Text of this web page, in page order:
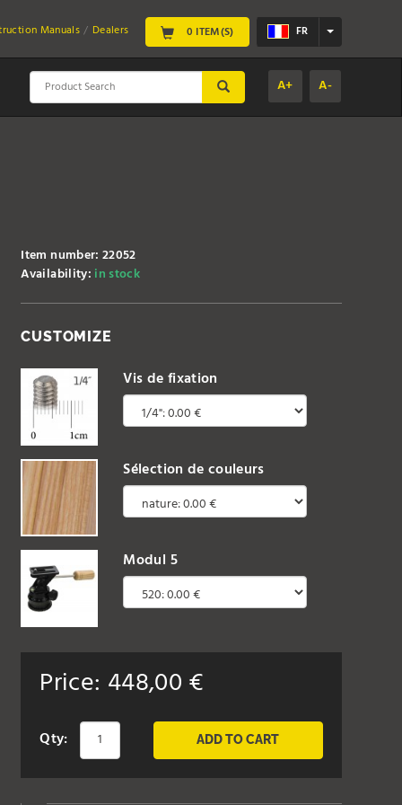
FR
0 ITEM(S)
Manuals Dealers
A+ A-
SUBMIT
Item number: 22052
Availability: in stock
CUSTOMIZE
Vis de fixation
Sélection de couleurs
Modul 5
Price: 448,00 €
Qty: ADD TO CART